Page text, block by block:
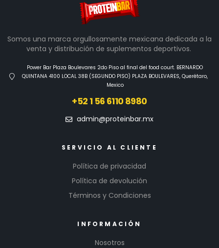
Somos una marca orgullosamente mexicana dedicada a la
venta y distribución de suplementos deportivos.
Power Bar Plaza Boulevares 2do Piso al final del food court. BERNARDO
QUINTANA 4100 LOCAL 38B (SEGUNDO PISO) PLAZA BOULEVARES, Querétaro,
Mexico
+52 1 56 6110 8980
admin@proteinbar.mx
SERVICIO AL CLIENTE
Política de privacidad
Política de devolución
Términos y Condiciones
INFORMACIÓN
Nosotros